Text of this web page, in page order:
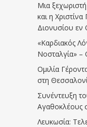
Μια
και η
Διονυσίου
«Καρδιακός
Νοσταλγία» –
Ομιλία
στη
Συνέντευξη
Αγαθοκλέους
Λευκωσία: